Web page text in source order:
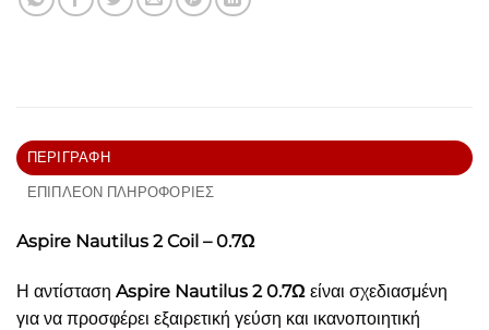
ΠΕΡΙΓΡΑΦΉ
ΕΠΙΠΛΈΟΝ ΠΛΗΡΟΦΟΡΊΕΣ
Aspire Nautilus 2 Coil – 0.7Ω
Η αντίσταση Aspire Nautilus 2 0.7Ω είναι σχεδιασμένη
για να προσφέρει εξαιρετική γεύση και ικανοποιητική